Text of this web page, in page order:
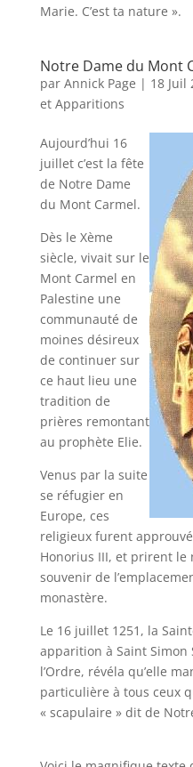
Marie. C’est ta nature ».
Notre Dame du Mont
par Annick Page | 18 Juil
et Apparitions
Aujourd’hui 16
juillet c’est la fête
de Notre Dame
du Mont Carmel.
Dès le Xème
siècle, vivait sur le
Mont Carmel en
Palestine une
communauté de
moines désireux
de continuer sur
ce haut lieu une
tradition de
prières remontant
au prophète Elie.
Venus par la suite
se réfugier en
Europe, ces
religieux furent
Honorius III, et prirent le
souvenir de
monastère.
Le 16 juillet 1251, la
apparition à Saint Simon
l’Ordre, révéla qu’elle
particulière à tous ceux
« scapulaire » dit de